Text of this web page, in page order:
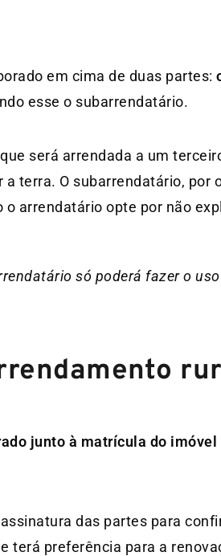
em cima de duas partes:
esse o subarrendatário.
será arrendada a um
terra. O subarrendatário, por
arrendatário opte por não
só poderá fazer o
junto à matrícula do
das partes para
terá preferência para a